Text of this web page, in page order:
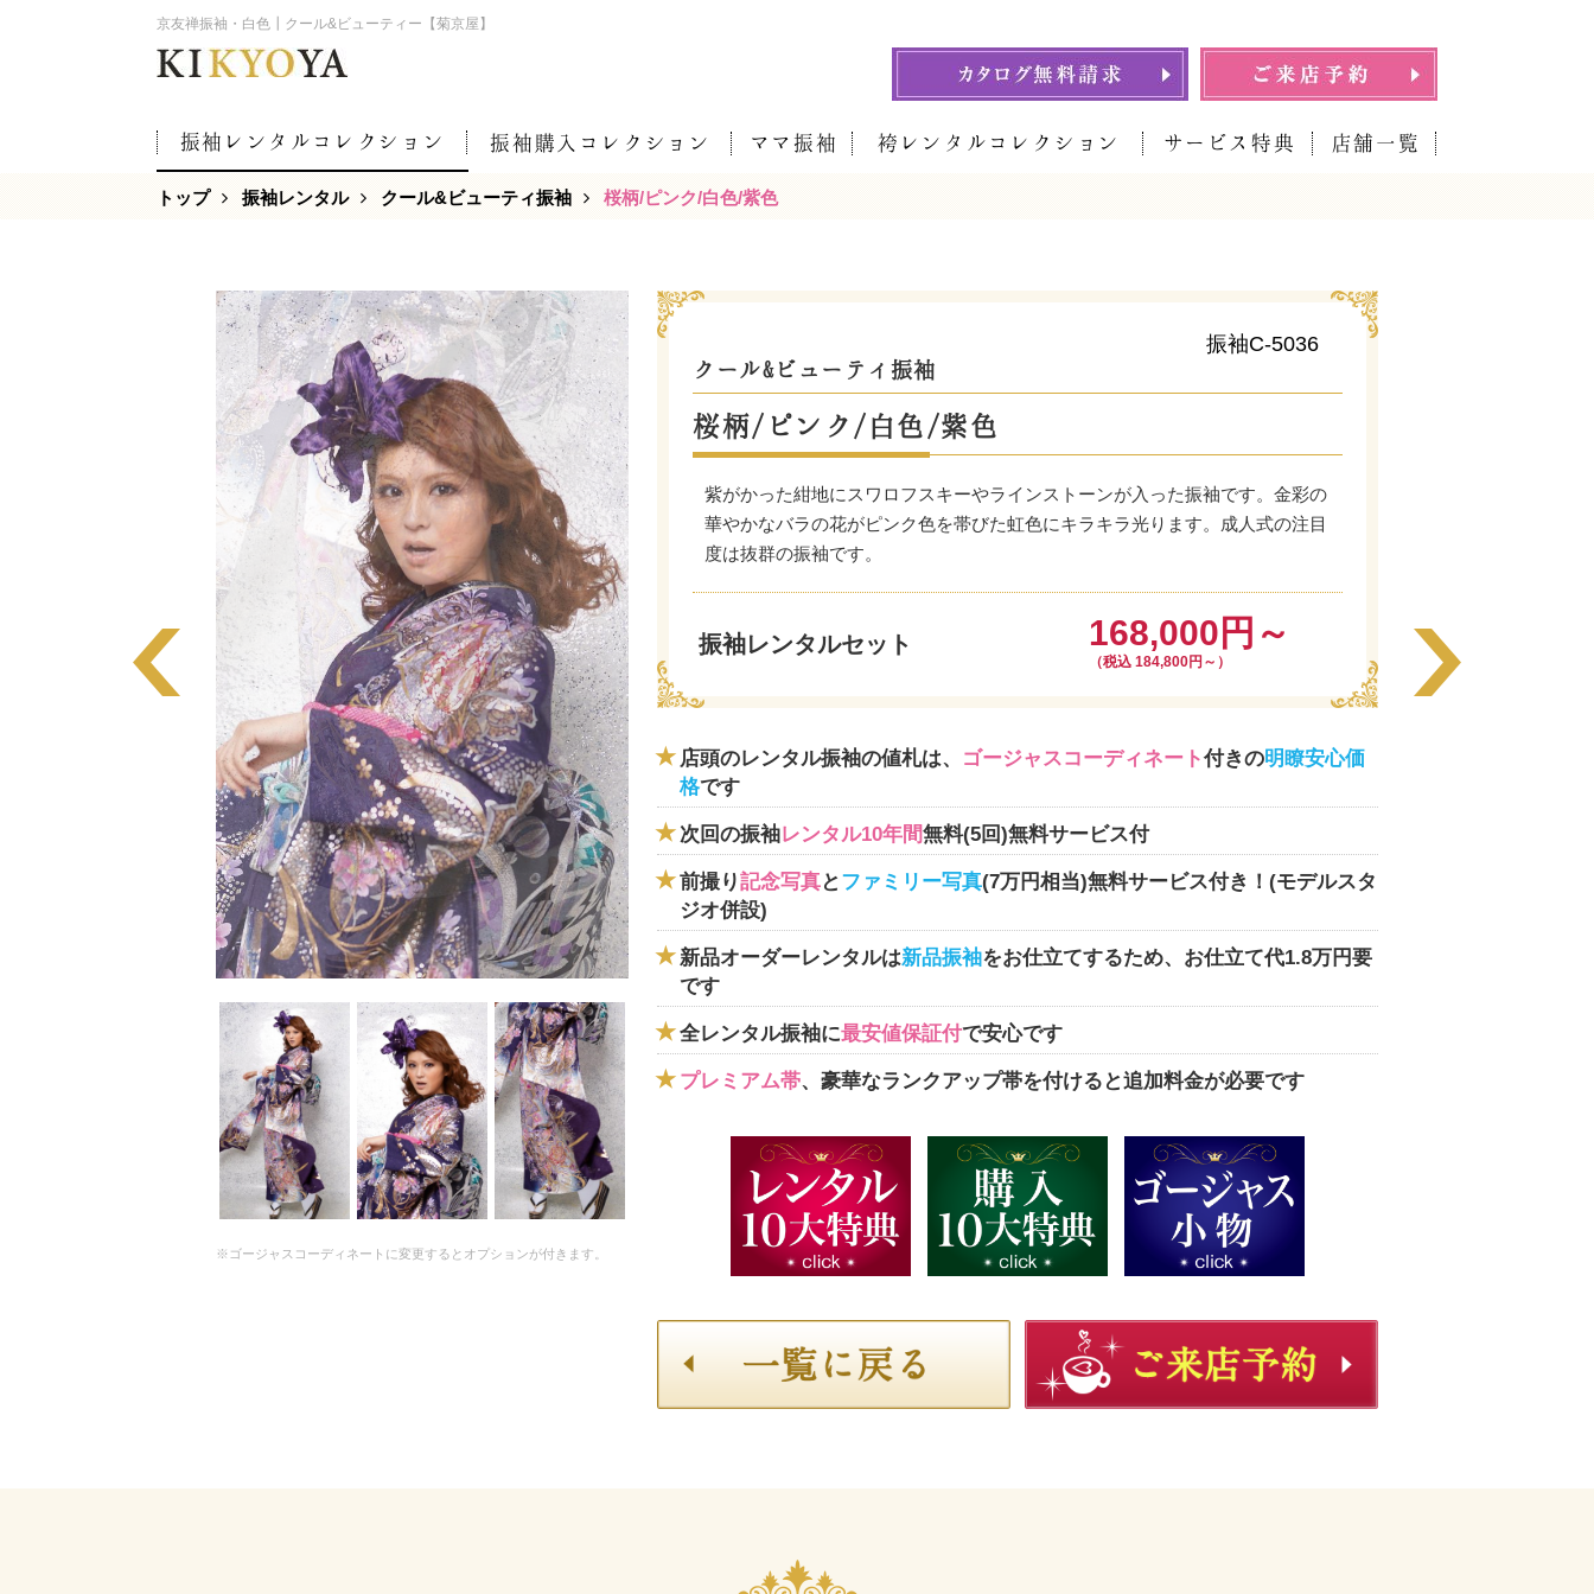
京友禅振袖・白色┃クール&ビューティー【菊京屋】
振袖レンタルコレクション 振袖購入コレクション ママ振袖 袴レンタルコレクション サービス特典 店舗一覧
トップ 振袖レンタル クール&ビューティ振袖 桜柄/ピンク/白色/紫色
※ゴージャスコーディネートに変更するとオプションが付きます。
振袖C-5036
クール&ビューティ振袖
桜柄/ピンク/白色/紫色
紫がかった紺地にスワロフスキーやラインストーンが入った振袖です。金彩の
華やかなバラの花がピンク色を帯びた虹色にキラキラ光ります。成人式の注目
度は抜群の振袖です。
振袖レンタルセット 168,000円～
（税込 184,800円～）
店頭のレンタル振袖の値札は、 ゴージャスコーディネート付きの明瞭安心価
格です
次回の振袖レンタル10年間無料(5回)無料サービス付
前撮り記念写真と ファミリー写真(7万円相当)無料サービス付き！(モデルスタ
ジオ併設)
新品オーダーレンタルは新品振袖をお仕立てするため、お仕立て代1.8万円要
です
全レンタル振袖に最安値保証付で安心です
プレミアム帯、豪華なランクアップ帯を付けると追加料金が必要です